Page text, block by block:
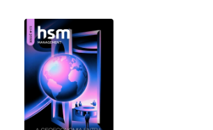
e da longevidade nas
da
e
de
3 MINUTOS MIN DE LEITURA